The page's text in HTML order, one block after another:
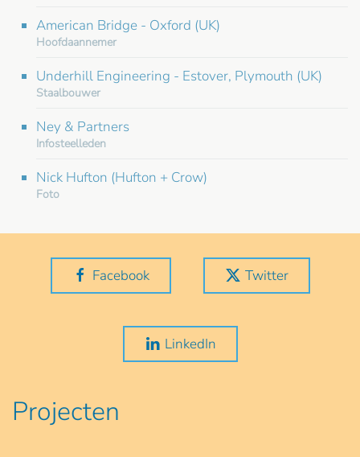
American Bridge - Oxford (UK)
Hoofdaannemer
Underhill Engineering - Estover, Plymouth (UK)
Staalbouwer
Ney & Partners
Infosteelleden
Nick Hufton (Hufton + Crow)
Foto
Facebook Twitter
LinkedIn
Projecten